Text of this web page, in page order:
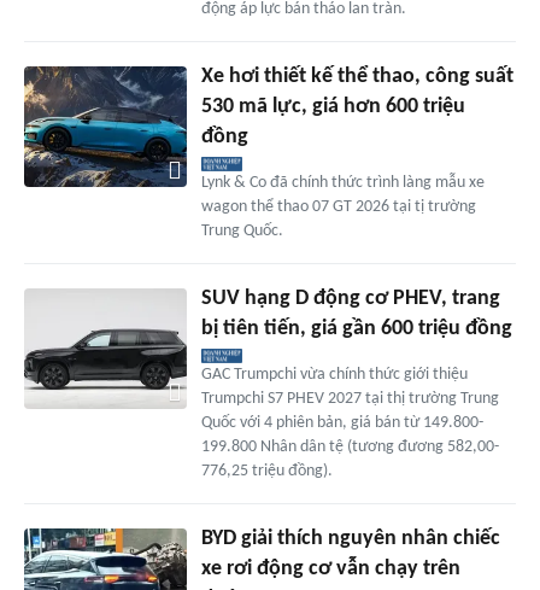
động áp lực bán tháo lan tràn.
Xe hơi thiết kế thể thao, công suất
530 mã lực, giá hơn 600 triệu
đồng
Lynk & Co đã chính thức trình làng mẫu xe
wagon thể thao 07 GT 2026 tại tị trường
Trung Quốc.
SUV hạng D động cơ PHEV, trang
bị tiên tiến, giá gần 600 triệu đồng
GAC Trumpchi vừa chính thức giới thiệu
Trumpchi S7 PHEV 2027 tại thị trường Trung
Quốc với 4 phiên bản, giá bán từ 149.800-
199.800 Nhân dân tệ (tương đương 582,00-
776,25 triệu đồng).
BYD giải thích nguyên nhân chiếc
xe rơi động cơ vẫn chạy trên